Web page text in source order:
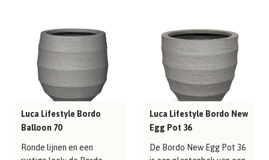
Luca Lifestyle Bordo
Balloon 70
Ronde lijnen en een
Luca Lifestyle Bordo New
Egg Pot 36
De Bordo New Egg Pot 36